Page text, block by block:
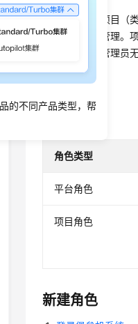
的不同产品类型，帮
堡垒机引入了项目（
目管理员统一管理。
有项目的项目管理员
角色类型
平台角色
项目角色
新建角色